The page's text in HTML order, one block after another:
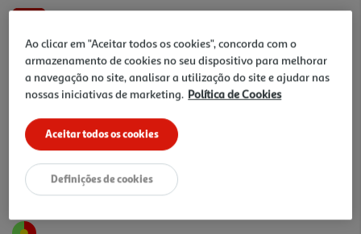
15,50 €PVP de editor
13,95 €
Notas de preparação
Ao clicar em "Aceitar todos os cookies", concorda com o
armazenamento de cookies no seu dispositivo para melhorar
a navegação no site, analisar a utilização do site e ajudar nas
nossas iniciativas de marketing. Política de Cookies
Aceitar todos os cookies
Definições de cookies